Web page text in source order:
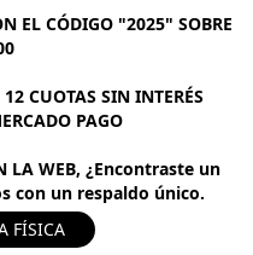
EL CÓDIGO "2025" SOBRE
CUOTAS SIN INTERÉS
PAGO
LA WEB, ¿Encontraste un
con un respaldo único.
FÍSICA